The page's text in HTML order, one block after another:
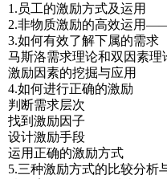
1.员工的激励方式及运用
2.非物质激励的高效运用
3.如何有效了解下属的需求
马斯洛需求理论和双因素理
激励因素的挖掘与应用
4.如何进行正确的激励
判断需求层次
找到激励因子
设计激励手段
运用正确的激励方式
5.三种激励方式的比较分析